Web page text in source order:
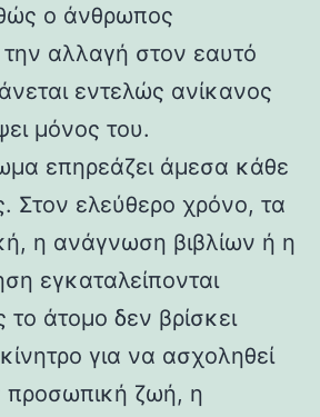
ο άνθρωπος
την αλλαγή στον εαυτό
εντελώς ανίκανος
μόνος του.
επηρεάζει άμεσα κάθε
Στον ελεύθερο χρόνο, τα
η ανάγνωση βιβλίων ή η
εγκαταλείπονται
άτομο δεν βρίσκει
για να ασχοληθεί
προσωπική ζωή, η